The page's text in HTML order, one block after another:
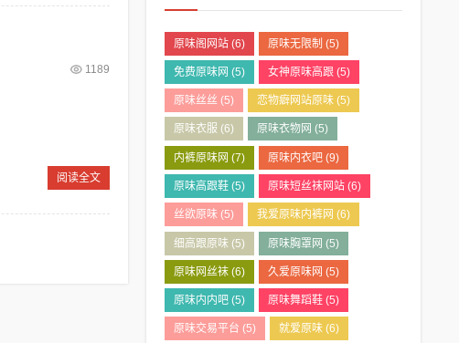
1189
阅读全文
原味阁网站 (6) 原味无限制 (5)
免费原味网 (5) 女神原味高跟 (5)
原味丝丝 (5) 恋物癖网站原味 (5)
原味衣服 (6) 原味衣物网 (5)
内裤原味网 (7) 原味内衣吧 (9)
原味高跟鞋 (5) 原味短丝袜网站 (6)
丝欲原味 (5) 我爱原味内裤网 (6)
细高跟原味 (5) 原味胸罩网 (5)
原味网丝袜 (6) 久爱原味网 (5)
原味内内吧 (5) 原味舞蹈鞋 (5)
原味交易平台 (5) 就爱原味 (6)